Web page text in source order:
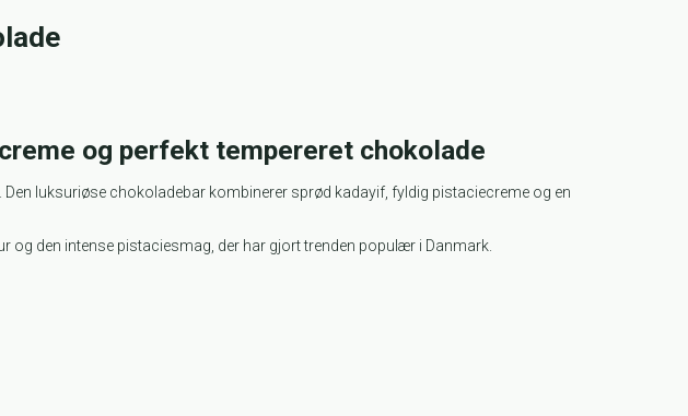
og perfekt tempereret chokolade
luksuriøse chokoladebar kombinerer sprød kadayif, fyldig pistaciecreme og en
og den intense pistaciesmag, der har gjort trenden populær i Danmark.